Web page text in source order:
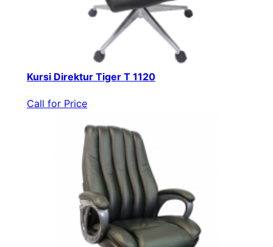
Kursi Direktur Tiger T 1120
Call for Price